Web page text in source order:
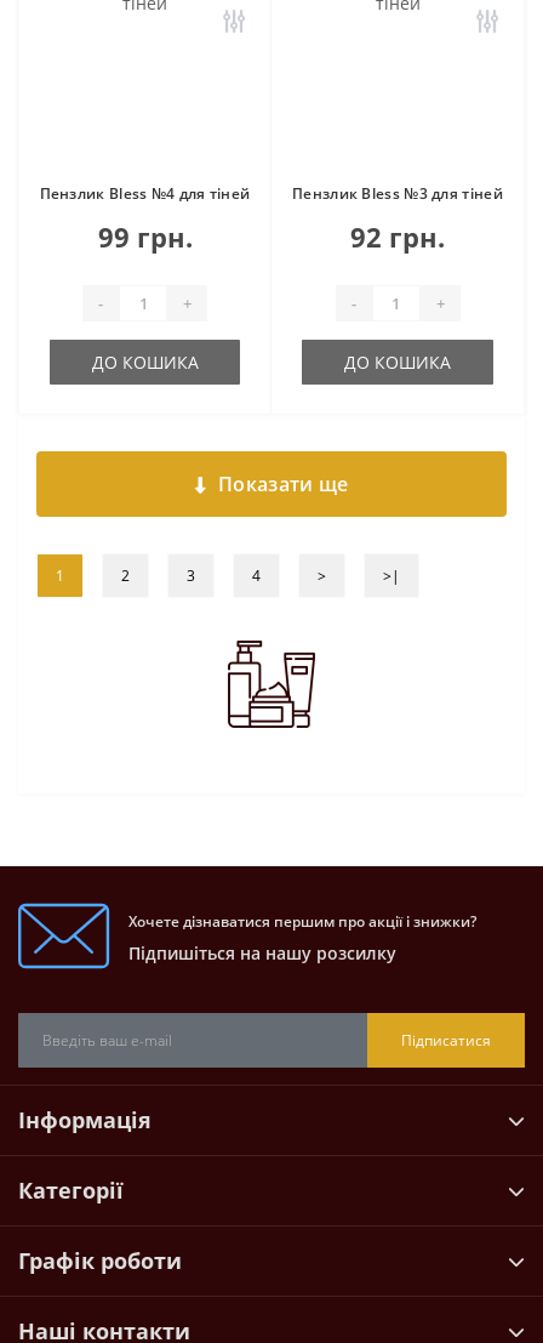
Пензлик Bless №4 для тіней
99 грн.
- +
ДО КОШИКА
Пензлик Bless №3 для тіней
92 грн.
- +
ДО КОШИКА
Показати ще
1 2 3 4 > >|
Хочете дізнаватися першим про акції і знижки?
Підпишіться на нашу розсилку
Підписатися
Інформація
Категорії
Графік роботи
Наші контакти